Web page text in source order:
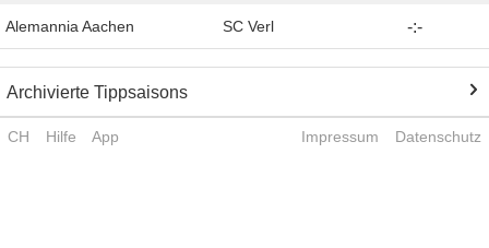
Alemannia Aachen SC Verl -:-
Archivierte Tippsaisons
CH Hilfe App Impressum Datenschutz